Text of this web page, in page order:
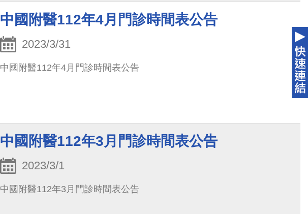
中國附醫112年4月門診時間表公告
2023/3/31
中國附醫112年4月門診時間表公告
中國附醫112年3月門診時間表公告
2023/3/1
中國附醫112年3月門診時間表公告